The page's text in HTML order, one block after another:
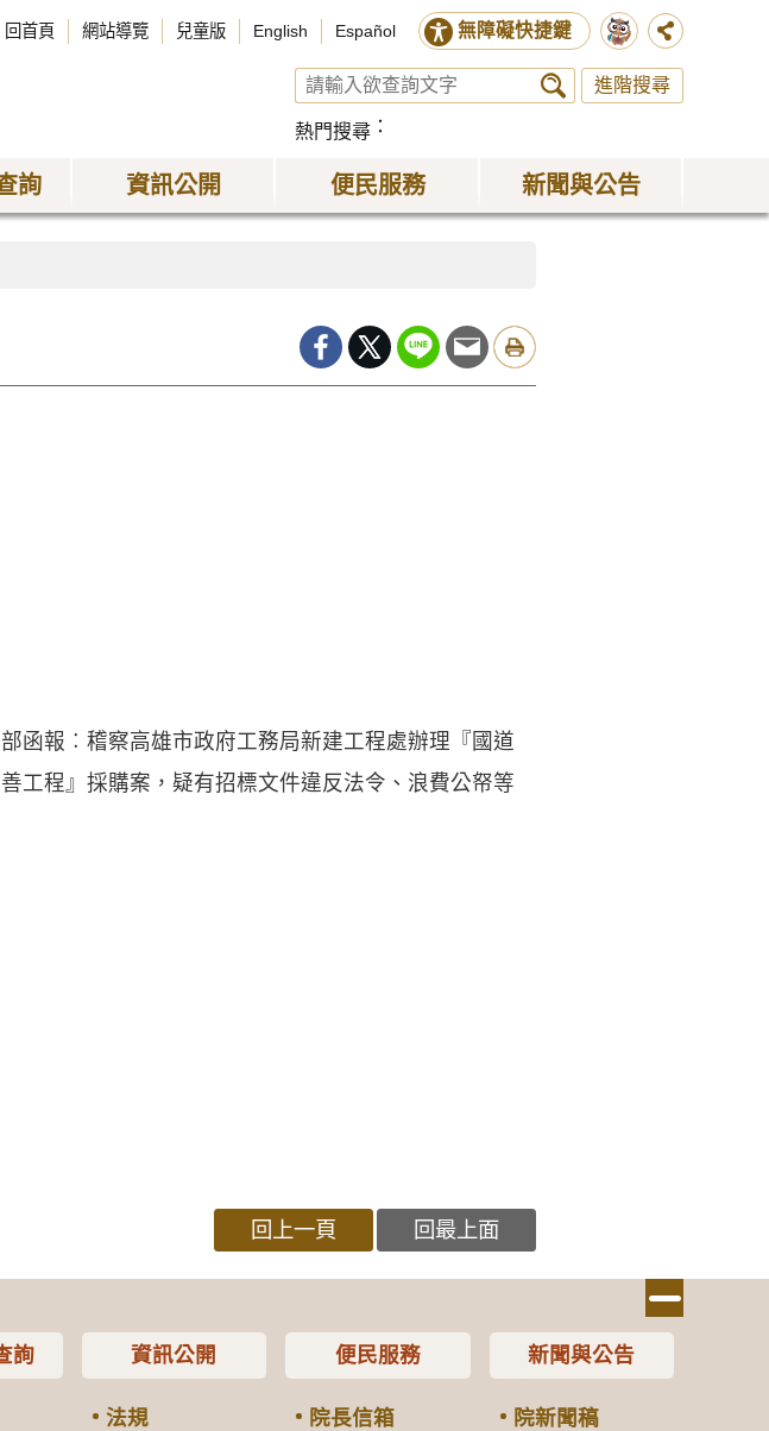
回首頁 網站導覽 兒童版 English Español 無障礙快捷鍵
進階搜尋
熱門搜尋
詢 資訊公開 便民服務 新聞與公告
函報︰稽察高雄市政府工務局新建工程處辦理『國道
工程』採購案，疑有招標文件違反法令、浪費公帑等
回上一頁 回最上面
詢 資訊公開
法規
便民服務
院長信箱
新聞與公告
院新聞稿